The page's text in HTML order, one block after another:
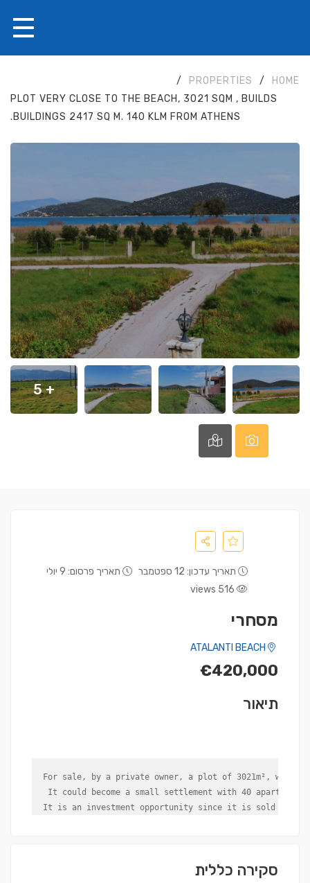
HOME
/
PROPERTIES
/
PLOT VERY CLOSE TO THE BEACH, 3021 SQM , BUILDS
BUILDINGS 2417 SQ M. 140 KLM FROM ATHENS.
+ 5
תאריך עדכון: 12 ספטמבר
תאריך פרסום: 9 יולי
516 views
מסחרי
€420,000
תיאור
For sale, by a private owner, a plot of 3021m², within
It could become a small settlement with 40 apartments
It is an investment opportunity since it is sold at
סקירה כללית